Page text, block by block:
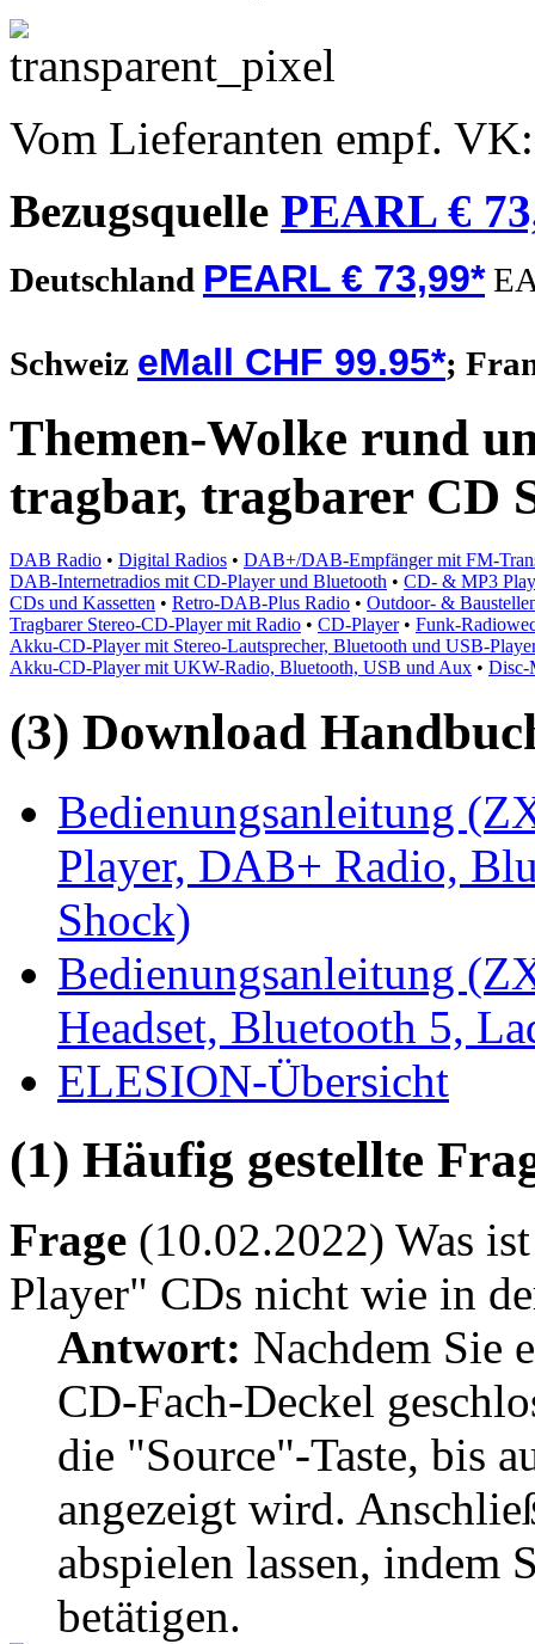
Vom Lieferanten empf.
Bezugsquelle PEARL €
Deutschland PEARL € 73,99*
Schweiz eMall CHF 99.95*;
Themen-Wolke rund
tragbar, tragbarer CD
DAB Radio • Digital Radios • DAB+/DAB-Empfänger mit FM-
DAB-Internetradios mit CD-Player und Bluetooth • CD- & MP3
CDs und Kassetten • Retro-DAB-Plus Radio • Outdoor- &
Tragbarer Stereo-CD-Player mit Radio • CD-Player• Funk-
Akku-CD-Player mit Stereo-Lautsprecher, Bluetooth und USB-
Akku-CD-Player mit UKW-Radio, Bluetooth, USB und Aux • Disc-
(3) Download
Bedienungsanleitung
Player, DAB+ Radio,
Shock)
Bedienungsanleitung
Headset, Bluetooth 5,
ELESION-Übersicht
(1) Häufig gestellte
Frage (10.02.2022) Was
Player" CDs nicht wie in
Antwort: Nachdem Sie
CD-Fach-Deckel
die "Source"-Taste, bis
angezeigt wird.
abspielen lassen, indem
betätigen.